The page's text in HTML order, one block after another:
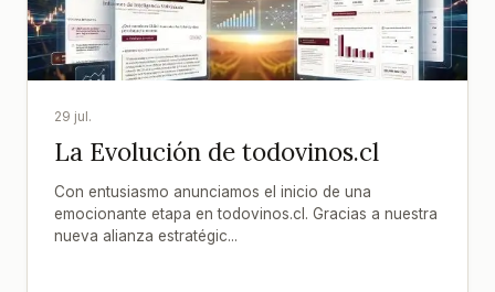
29 jul.
La Evolución de todovinos.cl
Con entusiasmo anunciamos el inicio de una
emocionante etapa en todovinos.cl. Gracias a nuestra
nueva alianza estratégic...